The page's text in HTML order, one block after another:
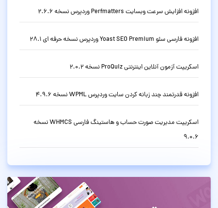
افزونه افزایش سرعت وبسایت Perfmatters وردپرس نسخه 2.6.6
افزونه فارسی سئو Yoast SEO Premium وردپرس نسخه حرفه ای 28.1
اسکریپت آزمون آنلاین اینترنتی ProQuiz نسخه 2.0.2
افزونه قدرتمند چند زبانه کردن سایت وردپرس WPML نسخه 4.9.6
اسکریپت مدیریت صورت حساب و هاستینگ فارسی WHMCS نسخه
9.0.6